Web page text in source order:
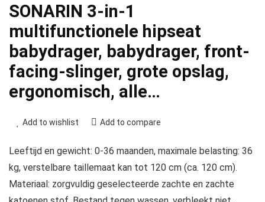
SONARIN 3-in-1
multifunctionele hipseat
babydrager, babydrager, front-
facing-slinger, grote opslag,
ergonomisch, alle…
Add to wishlist Add to compare
Leeftijd en gewicht: 0-36 maanden, maximale belasting: 36
kg, verstelbare taillemaat kan tot 120 cm (ca. 120 cm).
Materiaal: zorgvuldig geselecteerde zachte en zachte